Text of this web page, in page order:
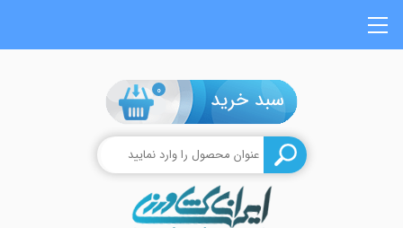
0